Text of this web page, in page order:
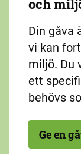
och
Din gåva
vi kan
miljö. Du
ett
behövs
Ge en